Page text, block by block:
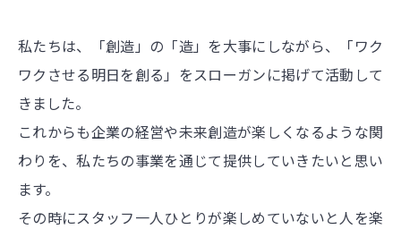
私たちは、「創造」の「造」を大事にしながら、「ワク
ワクさせる明日を創る」をスローガンに掲げて活動して
きました。
これからも企業の経営や未来創造が楽しくなるような関
わりを、私たちの事業を通じて提供していきたいと思い
ます。
その時にスタッフ一人ひとりが楽しめていないと人を楽